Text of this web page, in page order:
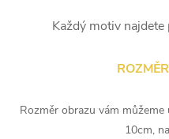
Každý motiv najdete
Rozměr obrazu vám
10cm,